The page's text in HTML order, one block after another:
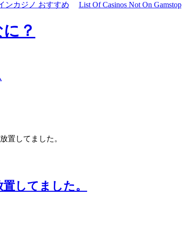
ンカジノ おすすめ List Of Casinos Not On Gamstop
？
置してました。
してました。